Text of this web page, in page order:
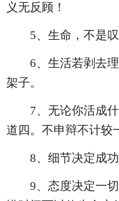
义无反顾！
5、生命，不是
6、生活若剥去
架子。
7、无论你活成
道四。不申辩不计较
8、细节决定成
9、态度决定一